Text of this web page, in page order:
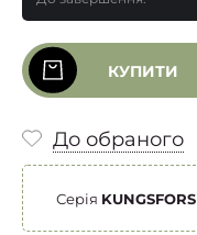
КУПИТИ
До обраного
Серія KUNGSFORS